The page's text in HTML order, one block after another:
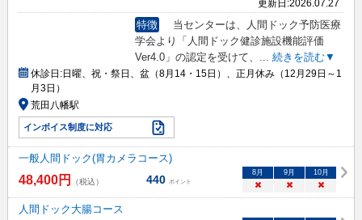
更新日:2026.07.27
特徴
当センターは、人間ドック予防医療
学会より「人間ドック健診施設機能評価
Ver4.0」の認定を受けて、 ... 続きを読む▼
休診日:日曜、祝・祭日、盆（8月14・15日）、正月休み（12月29日～1
月3日）
荒田八幡駅
インボイス制度に対応
一般人間ドック(胃カメラコース)
48,400円 （税込） 440 ポイント
8月 9月 10月
× × ×
人間ドック大腸コース